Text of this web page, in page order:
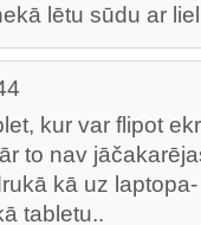
lētu sūdu ar
kur var flipot
to nav
kā uz
tabletu..